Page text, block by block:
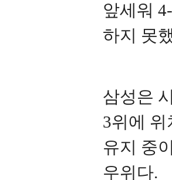
앞세워
하지 못
삼성은
3위에
유지 중
우위다.